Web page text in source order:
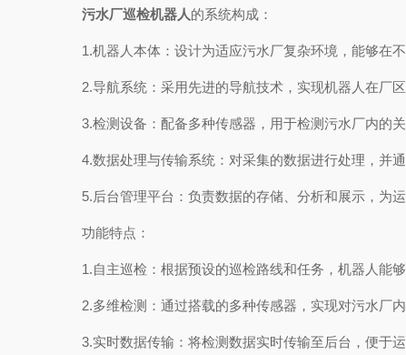
污水厂巡检机器人的系统构成：
1.机器人本体：设计为适应污水厂复杂环境，能够在不
2.导航系统：采用先进的导航技术，实现机器人在厂区
3.检测设备：配备多种传感器，用于检测污水厂内的关
4.数据处理与传输系统：对采集的数据进行处理，并通
5.后台管理平台：负责数据的存储、分析和展示，为运
功能特点：
1.自主巡检：根据预设的巡检路线和任务，机器人能够
2.多维检测：通过搭载的多种传感器，实现对污水厂内
3.实时数据传输：将检测数据实时传输至后台，便于运